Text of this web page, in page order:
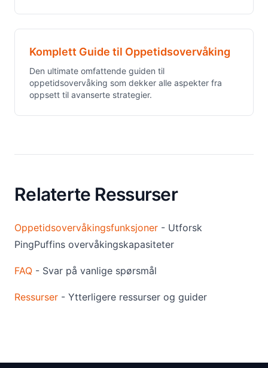
Komplett Guide til Oppetidsovervåking
Den ultimate omfattende guiden til
oppetidsovervåking som dekker alle aspekter fra
oppsett til avanserte strategier.
Relaterte Ressurser
Oppetidsovervåkingsfunksjoner - Utforsk
PingPuffins overvåkingskapasiteter
FAQ - Svar på vanlige spørsmål
Ressurser - Ytterligere ressurser og guider